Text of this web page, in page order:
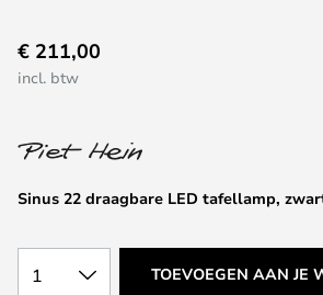
naar
het
van
afbeeldingen-
Sinus 22 draagbare LED tafellamp,
€ 211,00
incl. btw
1 TOEVOEGEN AAN JE